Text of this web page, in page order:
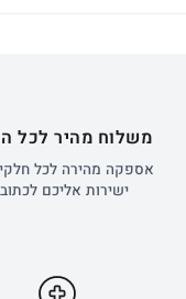
משלוח מהיר לכל
אספקה מהירה לכל
ישירות אליכם